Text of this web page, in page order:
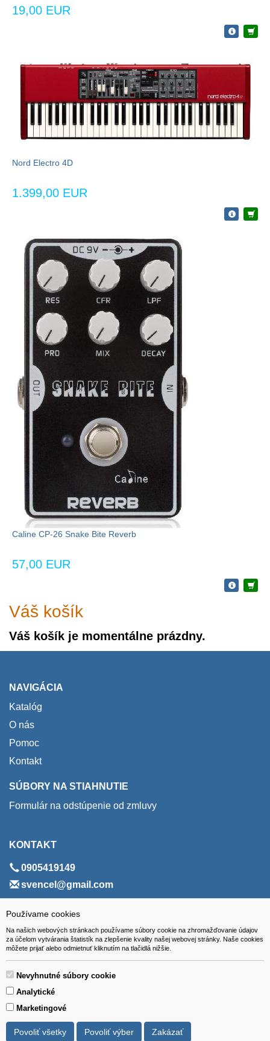
Používame cookies
Na našich webových stránkach používame súbory cookie na zhromažďovanie údajov
za účelom vytvárania štatistík na zlepšenie kvality našej webovej stránky. Naše cookies
môžete prijať alebo odmietnuť kliknutím na tlačidlá nižšie.
Nevyhnutné súbory cookie
Analytické
Marketingové
Povoliť všetky Povoliť výber Zakázať
19,00 EUR
Nord Electro 4D
1.399,00 EUR
Caline CP-26 Snake Bite Reverb
57,00 EUR
Váš košík
Váš košík je momentálne prázdny.
NAVIGÁCIA
Katalóg
O nás
Pomoc
Kontakt
SÚBORY NA STIAHNUTIE
Formulár na odstúpenie od zmluvy
KONTAKT
0905419149
svencel@gmail.com
ADRESA
VEST - tech s.r.o.
Hviezdoslavova 280/6, 965 01 Žiar nad Hronom
Slovakia (Slovak Republic)
Všetky ceny sú uvádzané vrátane DPH.